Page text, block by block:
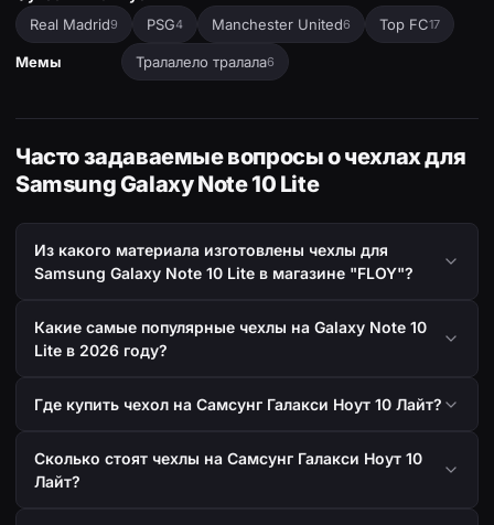
Real Madrid9 PSG4 Manchester United6 Top FC17
Мемы Тралалело тралала6
Часто задаваемые вопросы о чехлах для
Samsung Galaxy Note 10 Lite
Из какого материала изготовлены чехлы для
Samsung Galaxy Note 10 Lite в магазине "FLOY"?
Какие самые популярные чехлы на Galaxy Note 10
Lite в 2026 году?
Где купить чехол на Самсунг Галакси Ноут 10 Лайт?
Сколько стоят чехлы на Самсунг Галакси Ноут 10
Лайт?